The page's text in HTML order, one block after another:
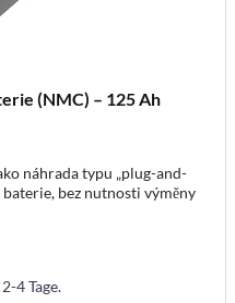
(NMC) – 125 Ah
náhrada typu „plug-and-
baterie, bez nutnosti výměny
4 Tage.